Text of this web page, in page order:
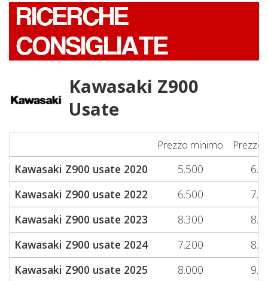
RICERCHE
CONSIGLIATE
Kawasaki Z900
Usate
Prezzo minimo Prezzo
Kawasaki Z900 usate 2020 5.500
Kawasaki Z900 usate 2022
6.500
Kawasaki Z900 usate 2023
8.300
Kawasaki Z900 usate 2024
7.200
Kawasaki Z900 usate 2025
8.000